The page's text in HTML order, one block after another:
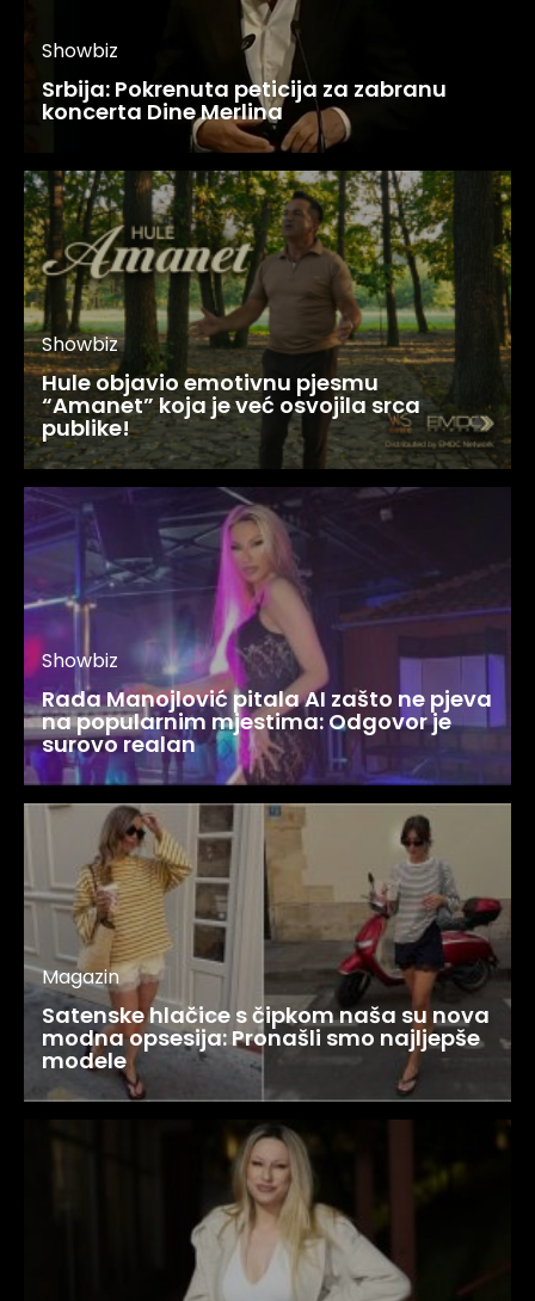
Showbiz
Srbija: Pokrenuta peticija za zabranu
koncerta Dine Merlina
Showbiz
Hule objavio emotivnu pjesmu
“Amanet” koja je već osvojila srca
publike!
Showbiz
Rada Manojlović pitala AI zašto ne pjeva
na popularnim mjestima: Odgovor je
surovo realan
Magazin
Satenske hlačice s čipkom naša su nova
modna opsesija: Pronašli smo najljepše
modele